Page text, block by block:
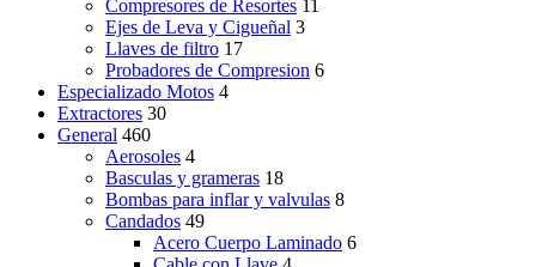
Compresores de Resortes 11
Ejes de Leva y Cigueñal 3
Llaves de filtro 17
Probadores de Compresion 6
Especializado Motos 4
Extractores 30
General 460
Aerosoles 4
Basculas y grameras 18
Bombas para inflar y valvulas 8
Candados 49
Acero Cuerpo Laminado 6